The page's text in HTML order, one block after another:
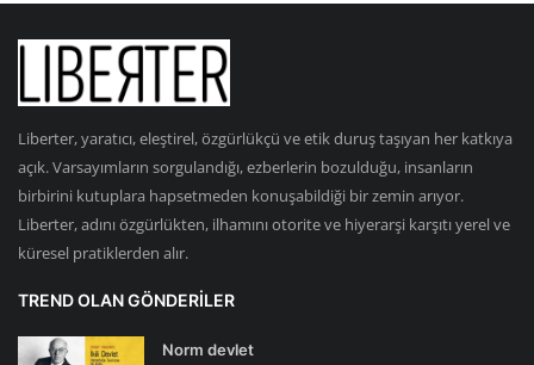
Liberter, yaratıcı, eleştirel, özgürlükçü ve etik duruş taşıyan her katkıya
açık. Varsayımların sorgulandığı, ezberlerin bozulduğu, insanların
birbirini kutuplara hapsetmeden konuşabildiği bir zemin arıyor.
Liberter, adını özgürlükten, ilhamını otorite ve hiyerarşi karşıtı yerel ve
küresel pratiklerden alır.
TREND OLAN GÖNDERILER
Norm devlet